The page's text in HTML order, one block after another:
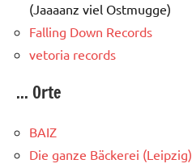
(Jaaaanz viel Ostmugge)
Falling Down Records
vetoria records
... Orte
BAIZ
Die ganze Bäckerei (Leipzig)